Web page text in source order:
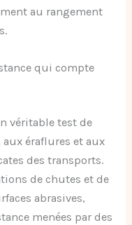
au rangement
qui compte
véritable test de
aux éraflures et aux
des transports.
de chutes et de
abrasives,
menées par des